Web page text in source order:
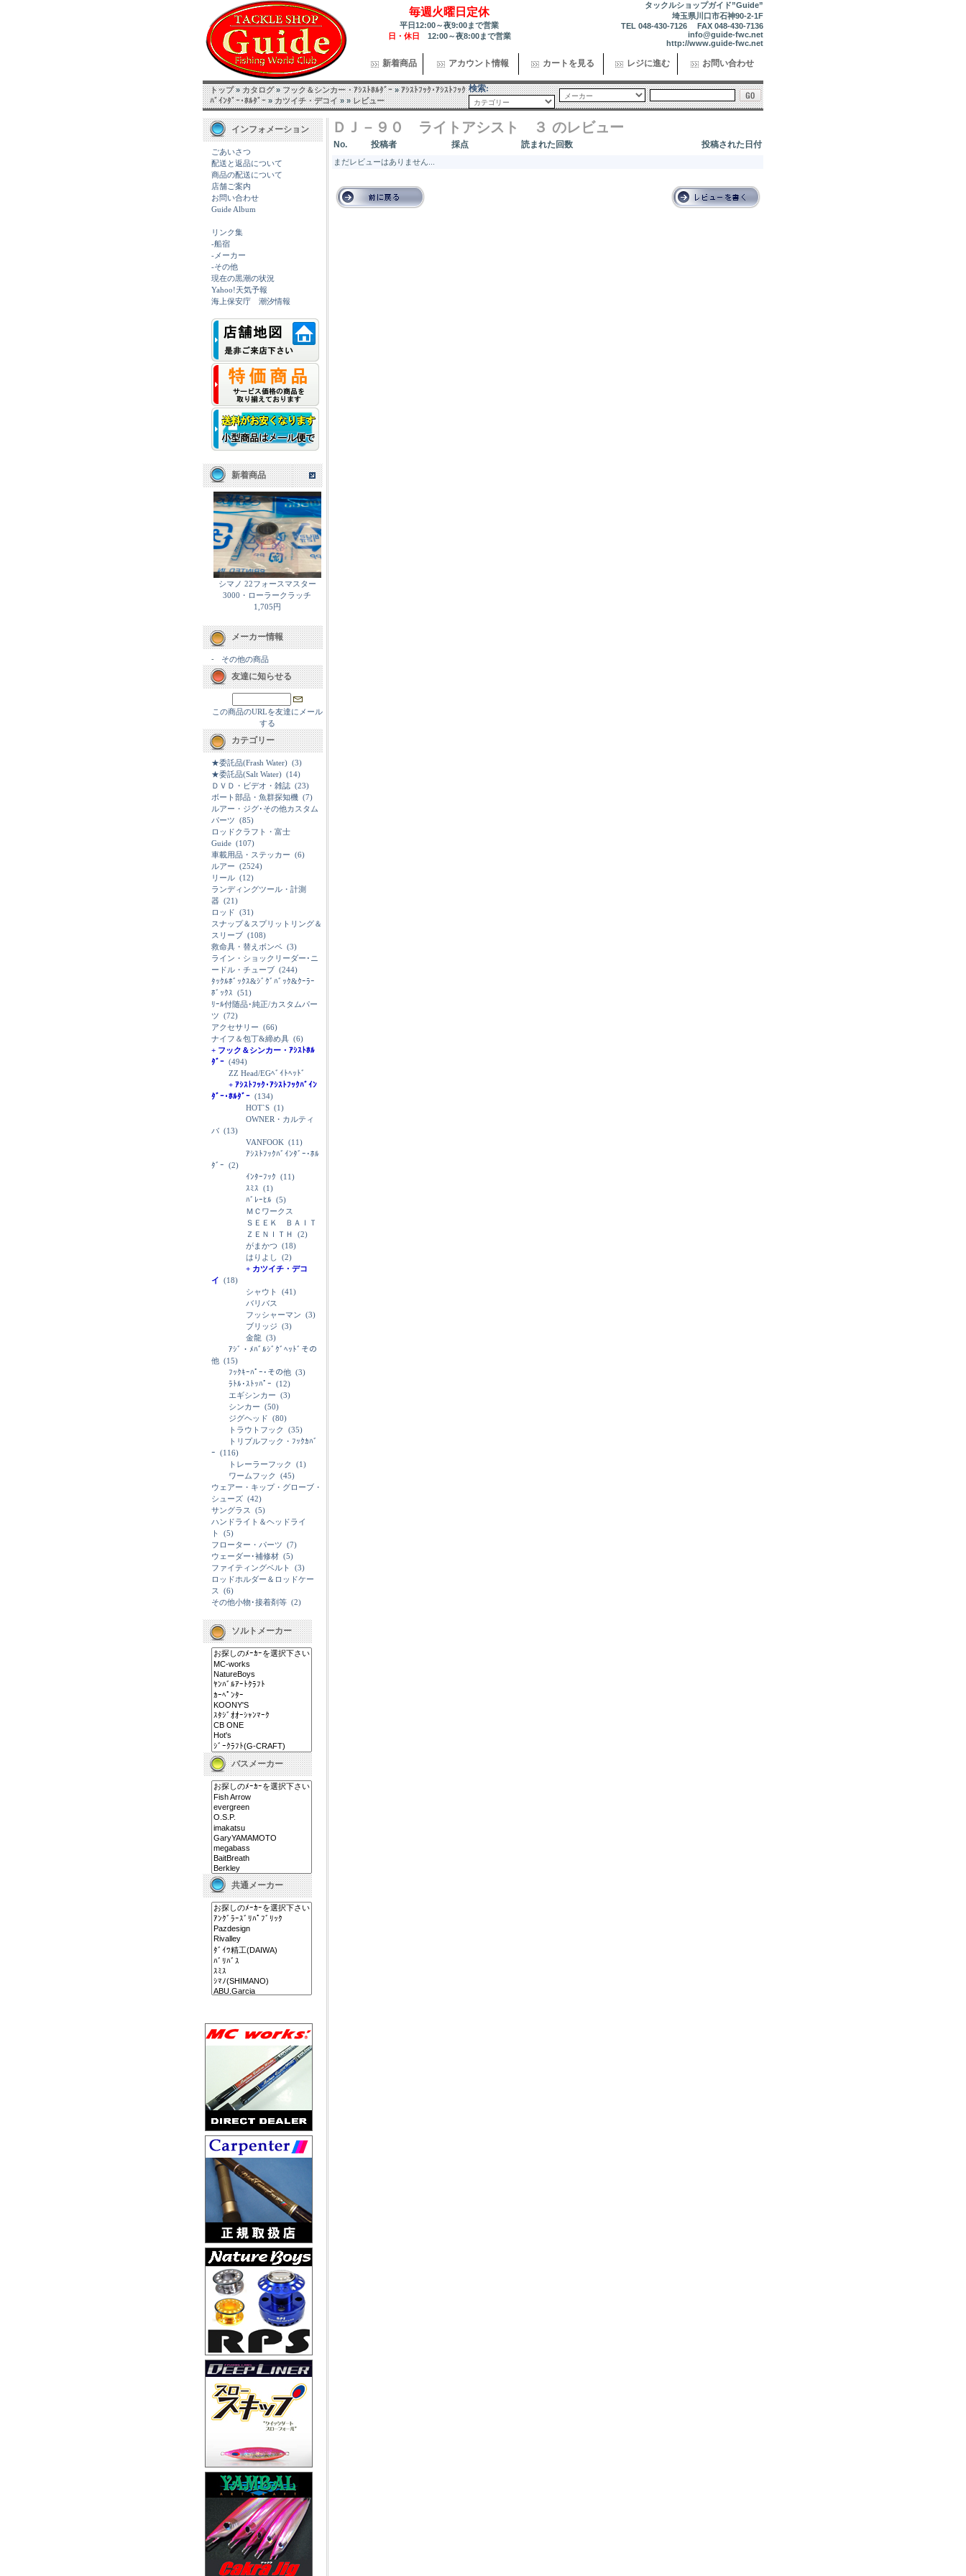
毎週火曜日定休
平日12:00～夜9:00まで営業
日・休日 12:00～夜8:00まで営業
タックルショップガイド”Guide”
埼玉県川口市石神90-2-1F
TEL 048-430-7126 FAX 048-430-7136
info@guide-fwc.net
http://www.guide-fwc.net
新着商品 アカウント情報 カートを見る レジに進む お問い合わせ
トップ»カタログ»フック＆シンカー・ｱｼｽﾄﾎﾙﾀﾞｰ»ｱｼｽﾄﾌｯｸ･ｱｼｽﾄﾌｯｸ
ﾊﾞｲﾝﾀﾞｰ･ﾎﾙﾀﾞｰ»カツイチ・デコイ»»レビュー
検索:
インフォメーション
ごあいさつ
配送と返品について
商品の配送について
店舗ご案内
お問い合わせ
Guide Album
リンク集
-船宿
-メーカー
-その他
現在の黒潮の状況
Yahoo!天気予報
海上保安庁 潮汐情報
新着商品
シマノ 22フォースマスター
3000・ローラークラッチ
1,705円
メーカー情報
- その他の商品
友達に知らせる
この商品のURLを友達にメール
する
カテゴリー
★委託品(Frash Water) (3)
★委託品(Salt Water) (14)
ＤＶＤ・ビデオ・雑誌 (23)
ボート部品・魚群探知機 (7)
ルアー・ジグ･その他カスタム
パーツ (85)
ロッドクラフト・富士
Guide (107)
車載用品・ステッカー (6)
ルアー (2524)
リール (12)
ランディングツール・計測
器 (21)
ロッド (31)
スナップ＆スプリットリング＆
スリーブ (108)
救命具・替えボンベ (3)
ライン・ショックリーダー･ニ
ードル・チューブ (244)
ﾀｯｸﾙﾎﾞｯｸｽ&ｼﾞｸﾞﾊﾞｯｸ&ｸｰﾗｰ
ﾎﾞｯｸｽ (51)
ﾘｰﾙ付随品･純正/カスタムパー
ツ (72)
アクセサリー (66)
ナイフ＆包丁&締め具 (6)
+ フック＆シンカー・ｱｼｽﾄﾎﾙ
ﾀﾞｰ (494)
ZZ Head/EGﾍﾞｲﾄﾍｯﾄﾞ
+ ｱｼｽﾄﾌｯｸ･ｱｼｽﾄﾌｯｸﾊﾞｲﾝ
ﾀﾞｰ･ﾎﾙﾀﾞｰ (134)
HOT`S (1)
OWNER・カルティ
バ (13)
VANFOOK (11)
ｱｼｽﾄﾌｯｸﾊﾞｲﾝﾀﾞｰ･ﾎﾙ
ﾀﾞｰ (2)
ｲﾝﾀｰﾌｯｸ (11)
ｽﾐｽ (1)
ﾊﾞﾚｰﾋﾙ (5)
ＭＣワークス
ＳＥＥＫ ＢＡＩＴ
ＺＥＮＩＴＨ
(2)
がまかつ (18)
はりよし
(2)
+ カツイチ・デコ
イ (18)
シャウト
(41)
バリバス
フッシャーマン (3)
ブリッジ (3)
金龍 (3)
ｱｼﾞ・ﾒﾊﾞﾙｼﾞｸﾞﾍｯﾄﾞその
他 (15)
ﾌｯｸｷｰﾊﾟｰ･その他 (3)
ﾗﾄﾙ･ｽﾄｯﾊﾟｰ (12)
エギシンカー (3)
シンカー (50)
ジグヘッド (80)
トラウトフック
(35)
トリプルフック・ﾌｯｸｶﾊﾞ
ｰ (116)
トレーラーフック
(1)
ワームフック
(45)
ウェアー・キップ・グローブ・
シューズ (42)
サングラス
(5)
ハンドライト＆ヘッドライ
ト
(5)
フローター・パーツ (7)
ウェーダー･補修材 (5)
ファイティングベルト
(3)
ロッドホルダー＆ロッドケー
ス
(6)
その他小物･接着剤等 (2)
ソルトメーカー
バスメーカー
共通メーカー
ＤＪ－９０ ライトアシスト ３ のレビュー
No. 投稿者 採点 読まれた回数 投稿された日付
まだレビューはありません...